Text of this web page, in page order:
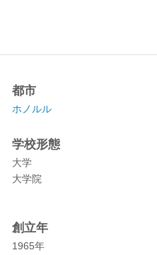
都市
ホノルル
学校形態
大学
大学院
創立年
1965年